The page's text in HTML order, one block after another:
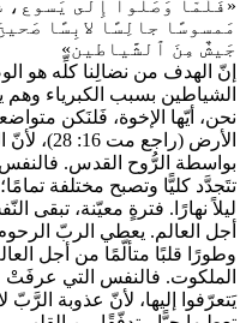
«فَلَمّا وَصَلوا إِلى
مَمسوسًا جالِسًا لابِسًا
جَيشٌ مِنَ ٱلشَّياطين»
إنّ الهدف من نضالِنا كلِّه هو
الشياطين بسبب الكبرياء
نحن، أيّها الإخوة، فَلنَكن
الأرض
بواسطة الرُّوح القدس. فالنفس
تتَجدَّد كليًّا وتصبح مختلفة
ليلاً نهارًا. فترةٍ معيّنة، تبقى
أجل العالم. يعطي الربّ
وطورًا قلبًا متألّمًا من أجل
الملكوت. فالنفس التي عرفَتْ
يَتعرّفوا إليها، لأنّ عذوبة الرَّبّ